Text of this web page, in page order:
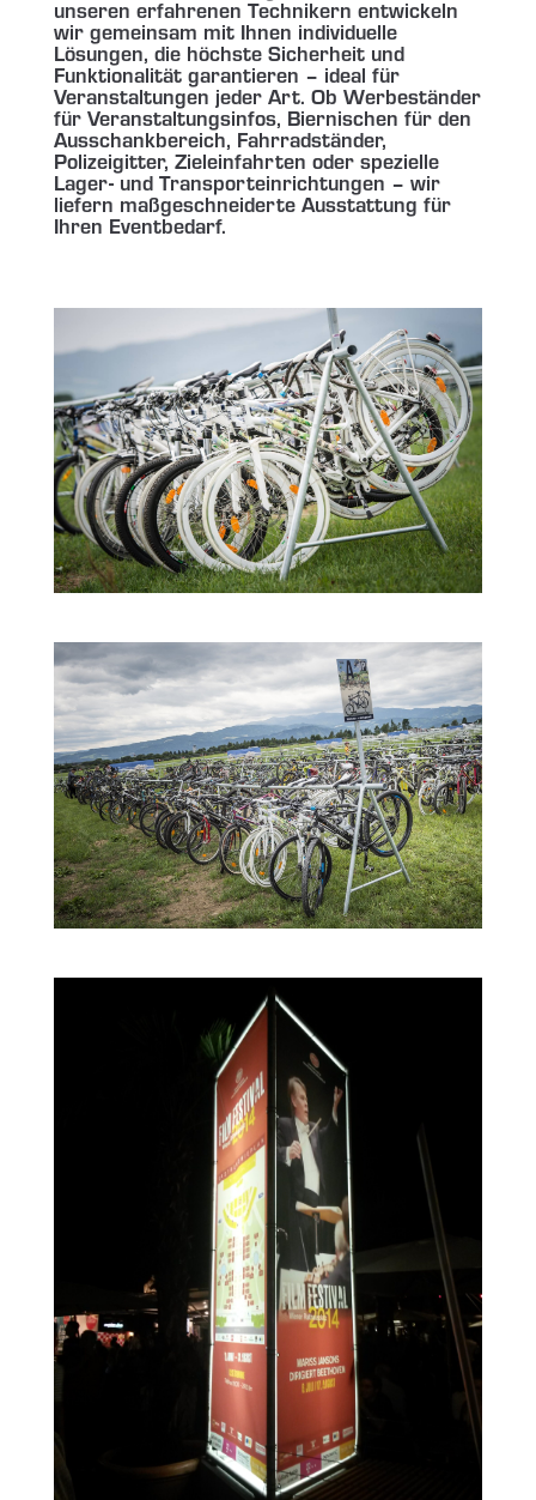
unseren erfahrenen Technikern entwickeln
wir gemeinsam mit Ihnen individuelle
Lösungen, die höchste Sicherheit und
Funktionalität garantieren – ideal für
Veranstaltungen jeder Art. Ob Werbeständer
für Veranstaltungsinfos, Biernischen für den
Ausschankbereich, Fahrradständer,
Polizeigitter, Zieleinfahrten oder spezielle
Lager- und Transporteinrichtungen – wir
liefern maßgeschneiderte Ausstattung für
Ihren Eventbedarf.